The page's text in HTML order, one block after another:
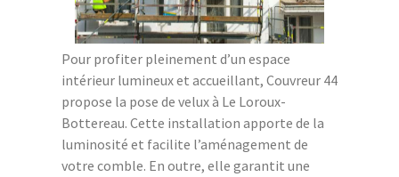
Pour profiter pleinement d’un espace
intérieur lumineux et accueillant, Couvreur 44
propose la pose de velux à Le Loroux-
Bottereau. Cette installation apporte de la
luminosité et facilite l’aménagement de
votre comble. En outre, elle garantit une